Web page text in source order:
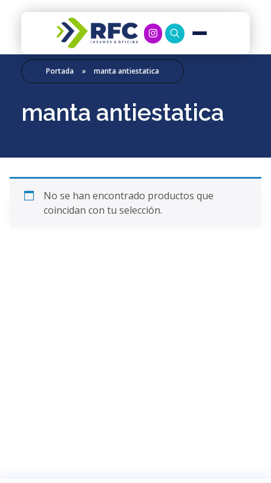
RFC Soluciones
Con 35 años de experiencia, RFC se especializa en muebles de oficina, soluciones tecnológicas y servicio técnico en Río Gallegos. Equipamos espacios de trabajo modernos y eficientes.
Portada » manta antiestatica
manta antiestatica
No se han encontrado productos que
coincidan con tu selección.